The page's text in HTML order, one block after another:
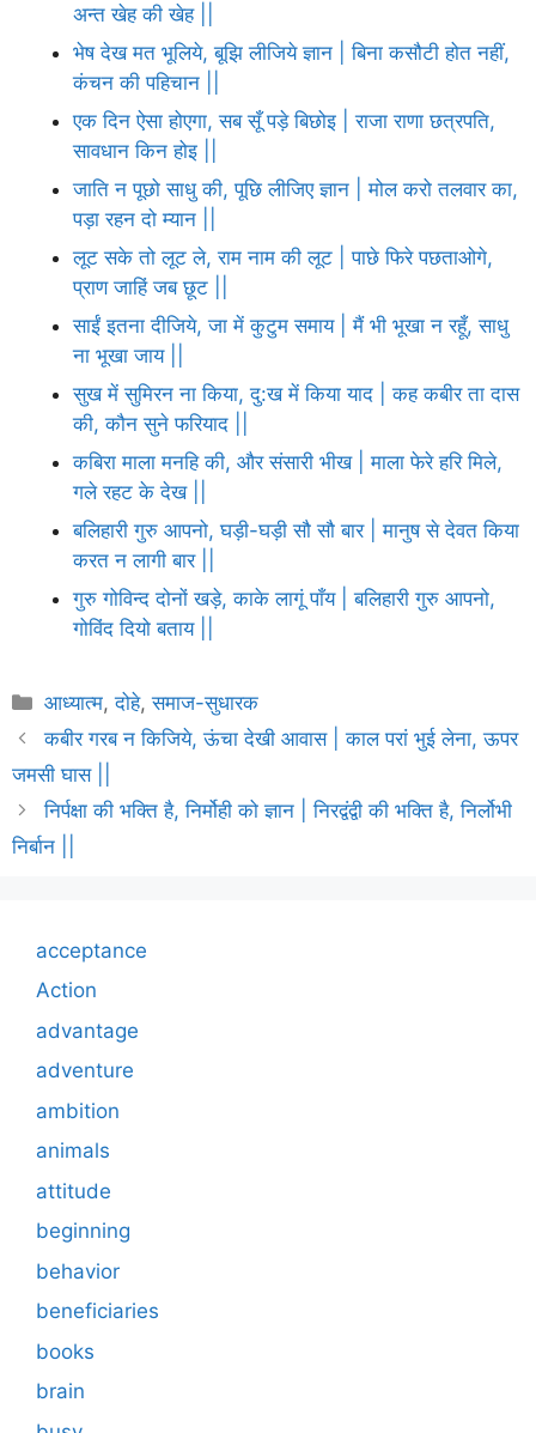
अन्त खेह की खेह ||
भेष देख मत भूलिये, बूझि लीजिये ज्ञान | बिना कसौटी होत नहीं,
कंचन की पहिचान ||
एक दिन ऐसा होएगा, सब सूँ पड़े बिछोइ | राजा राणा छत्रपति,
सावधान किन होइ ||
जाति न पूछो साधु की, पूछि लीजिए ज्ञान | मोल करो तलवार का,
पड़ा रहन दो म्यान ||
लूट सके तो लूट ले, राम नाम की लूट | पाछे फिरे पछताओगे,
प्राण जाहिं जब छूट ||
साईं इतना दीजिये, जा में कुटुम समाय | मैं भी भूखा न रहूँ, साधु
ना भूखा जाय ||
सुख में सुमिरन ना किया, दु:ख में किया याद | कह कबीर ता दास
की, कौन सुने फरियाद ||
कबिरा माला मनहि की, और संसारी भीख | माला फेरे हरि मिले,
गले रहट के देख ||
बलिहारी गुरु आपनो, घड़ी-घड़ी सौ सौ बार | मानुष से देवत किया
करत न लागी बार ||
गुरु गोविन्द दोनों खड़े, काके लागूं पाँय | बलिहारी गुरु आपनो,
गोविंद दियो बताय ||
Categories
आध्यात्म,दोहे,समाज-सुधारक
कबीर गरब न किजिये, ऊंचा देखी आवास | काल परां भुई लेना, ऊपर
जमसी घास ||
निर्पक्षा की भक्ति है, निर्मोही को ज्ञान | निरद्वंद्वी की भक्ति है, निर्लोभी
निर्बान ||
acceptance
Action
advantage
adventure
ambition
animals
attitude
beginning
behavior
beneficiaries
books
brain